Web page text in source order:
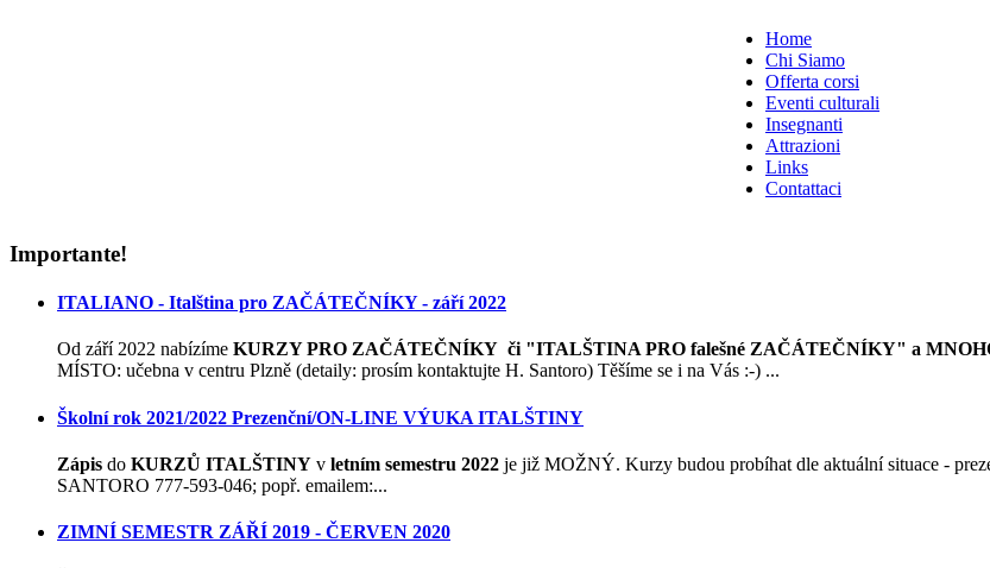
Home
Chi Siamo
Offerta corsi
Eventi culturali
Insegnanti
Attrazioni
Links
Contattaci
Importante!
ITALIANO - Italština pro ZAČÁTEČNÍKY - září 2022
Od září 2022 nabízíme KURZY PRO ZAČÁTEČNÍKY či "ITALŠTINA PRO falešné ZAČÁTEČNÍKY" a
MÍSTO: učebna v centru Plzně (detaily: prosím kontaktujte H. Santoro) Těšíme se i na Vás :-) ...
Školní rok 2021/2022 Prezenční/ON-LINE VÝUKA ITALŠTINY
Zápis do KURZŮ ITALŠTINY v letním semestru 2022 je již MOŽNÝ. Kurzy budou probíhat dle aktuální situace -
SANTORO 777-593-046; popř. emailem:...
ZIMNÍ SEMESTR ZÁŘÍ 2019 - ČERVEN 2020